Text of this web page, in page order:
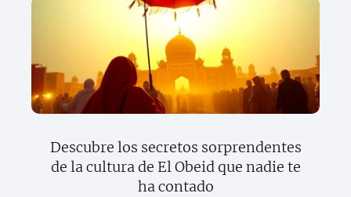
Descubre los secretos sorprendentes
de la cultura de El Obeid que nadie te
ha contado